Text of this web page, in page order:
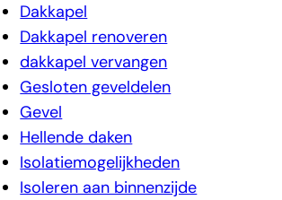
Dakkapel
Dakkapel renoveren
dakkapel vervangen
Gesloten geveldelen
Gevel
Hellende daken
Isolatiemogelijkheden
Isoleren aan binnenzijde